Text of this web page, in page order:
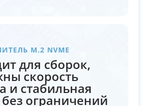
M.2 NVME
для сборок,
скорость
и стабильная
ограничений